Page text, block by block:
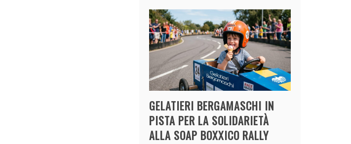
GELATIERI BERGAMASCHI IN
PISTA PER LA SOLIDARIETÀ
ALLA SOAP BOXXICO RALLY